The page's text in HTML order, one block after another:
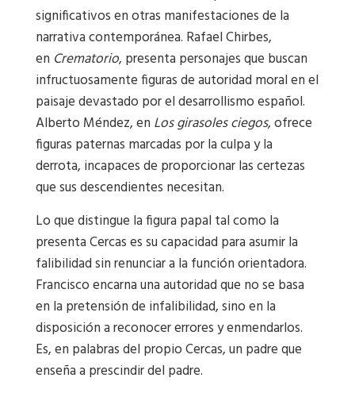
significativos en otras manifestaciones de la
narrativa contemporánea. Rafael Chirbes,
en Crematorio, presenta personajes que buscan
infructuosamente figuras de autoridad moral en el
paisaje devastado por el desarrollismo español.
Alberto Méndez, en Los girasoles ciegos, ofrece
figuras paternas marcadas por la culpa y la
derrota, incapaces de proporcionar las certezas
que sus descendientes necesitan.
Lo que distingue la figura papal tal como la
presenta Cercas es su capacidad para asumir la
falibilidad sin renunciar a la función orientadora.
Francisco encarna una autoridad que no se basa
en la pretensión de infalibilidad, sino en la
disposición a reconocer errores y enmendarlos.
Es, en palabras del propio Cercas, un padre que
enseña a prescindir del padre.